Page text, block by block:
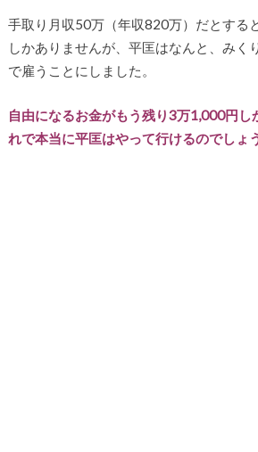
手取り月収50万（年収820万）だとする
しかありませんが、平匡はなんと、みく
で雇うことにしました。
自由になるお金がもう残り3万1,000円し
れで本当に平匡はやって行けるのでしょ